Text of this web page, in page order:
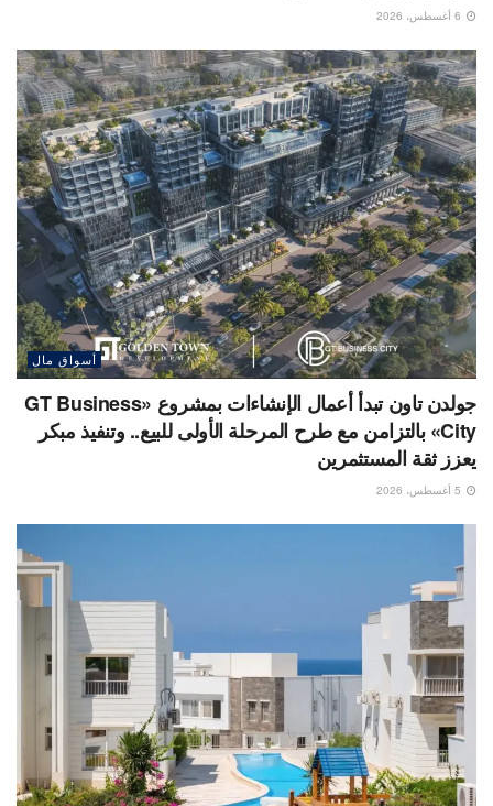
أسواق مال
جولدن تاون تبدأ أعمال الإنشاءات بمشروع «GT Business
City» بالتزامن مع طرح المرحلة الأولى للبيع.. وتنفيذ مبكر
يعزز ثقة المستثمرين